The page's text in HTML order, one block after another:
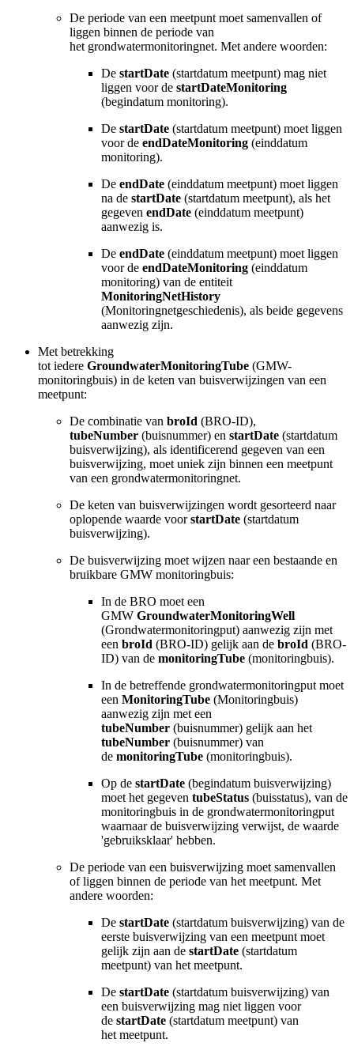
De periode van een meetpunt moet samenvallen of
liggen binnen de periode van
het grondwatermonitoringnet. Met andere woorden:
De startDate (startdatum meetpunt) mag niet
liggen voor de startDateMonitoring
(begindatum monitoring).
De startDate (startdatum meetpunt) moet liggen
voor de endDateMonitoring (einddatum
monitoring).
De endDate (einddatum meetpunt) moet liggen
na de startDate (startdatum meetpunt), als het
gegeven endDate (einddatum meetpunt)
aanwezig is.
De endDate (einddatum meetpunt) moet liggen
voor de endDateMonitoring (einddatum
monitoring) van de entiteit
MonitoringNetHistory
(Monitoringnetgeschiedenis), als beide gegevens
aanwezig zijn.
Met betrekking
tot iedere GroundwaterMonitoringTube (GMW-
monitoringbuis) in de keten van buisverwijzingen van een
meetpunt:
De combinatie van broId (BRO-ID),
tubeNumber (buisnummer) en startDate (startdatum
buisverwijzing), als identificerend gegeven van een
buisverwijzing, moet uniek zijn binnen een meetpunt
van een grondwatermonitoringnet.
De keten van buisverwijzingen wordt gesorteerd naar
oplopende waarde voor startDate (startdatum
buisverwijzing).
De buisverwijzing moet wijzen naar een bestaande en
bruikbare GMW monitoringbuis:
In de BRO moet een
GMW GroundwaterMonitoringWell
(Grondwatermonitoringput) aanwezig zijn met
een broId (BRO-ID) gelijk aan de broId (BRO-
ID) van de monitoringTube (monitoringbuis).
In de betreffende grondwatermonitoringput moet
een MonitoringTube (Monitoringbuis)
aanwezig zijn met een
tubeNumber (buisnummer) gelijk aan het
tubeNumber (buisnummer) van
de monitoringTube (monitoringbuis).
Op de startDate (begindatum buisverwijzing)
moet het gegeven tubeStatus (buisstatus), van de
monitoringbuis in de grondwatermonitoringput
waarnaar de buisverwijzing verwijst, de waarde
'gebruiksklaar' hebben.
De periode van een buisverwijzing moet samenvallen
of liggen binnen de periode van het meetpunt. Met
andere woorden:
De startDate (startdatum buisverwijzing) van de
eerste buisverwijzing van een meetpunt moet
gelijk zijn aan de startDate (startdatum
meetpunt) van het meetpunt.
De startDate (startdatum buisverwijzing) van
een buisverwijzing mag niet liggen voor
de startDate (startdatum meetpunt) van
het meetpunt.